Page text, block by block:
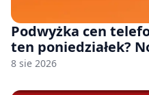
Podwyżka cen
ten poniedziałek?
8 sie 2026